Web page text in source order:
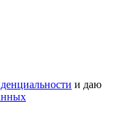
и даю